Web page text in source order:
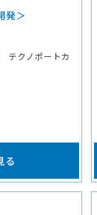
発＞
クノポートカ
る